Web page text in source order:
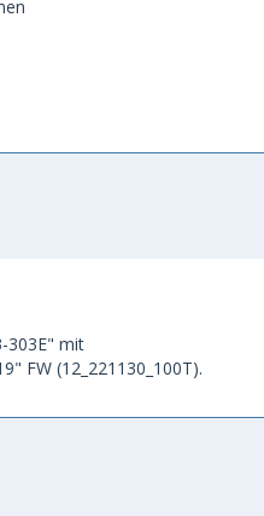
303E" mit
FW (12_221130_100T).